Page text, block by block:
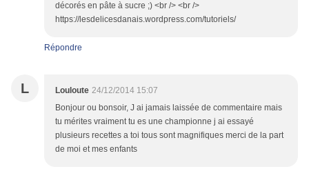
décorés en pâte à sucre ;) <br /> <br />
https://lesdelicesdanais.wordpress.com/tutoriels/
Répondre
L Louloute 24/12/2014 15:07
Bonjour ou bonsoir, J ai jamais laissée de commentaire mais
tu mérites vraiment tu es une championne j ai essayé
plusieurs recettes a toi tous sont magnifiques merci de la part
de moi et mes enfants